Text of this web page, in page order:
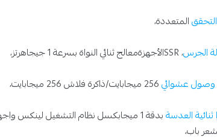
المتعددة،
الجرس، SSRالأجهزةمعالج ثنائي النواة بسرعة 1 جيجاهرتز،
وصول عشوائي256 ميجابايت/ذاكرة فلاش 256 ميجابايت،
ثنائية العدسةبدقة 1 ميجابكسل نظام التشغيل لينكس واجهة التحكم في الوصول قفل كهربائي من طرف ثالث،
باب،